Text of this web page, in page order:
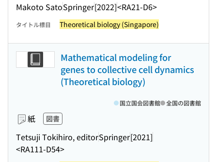
Makoto SatoSpringer[2022]<RA21-D6>
タイトル標目 Theoretical biology (Singapore)
Mathematical modeling for
genes to collective cell dynamics
(Theoretical biology)
紙 図書
Tetsuji Tokihiro, editorSpringer[2021]
<RA111-D54>
国立国会図書館 全国の図書館